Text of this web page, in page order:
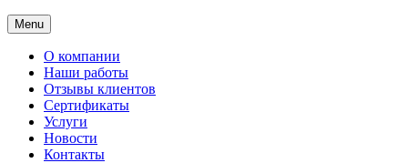
Menu
О компании
Наши работы
Отзывы клиентов
Сертификаты
Услуги
Новости
Контакты